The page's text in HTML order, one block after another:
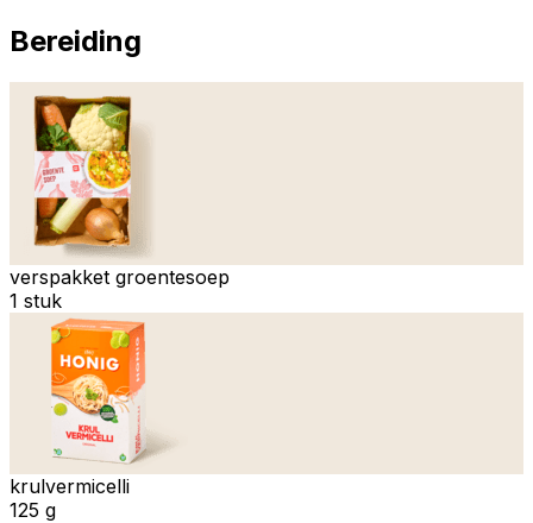
Bereiding
verspakket groentesoep
1 stuk
krulvermicelli
125 g